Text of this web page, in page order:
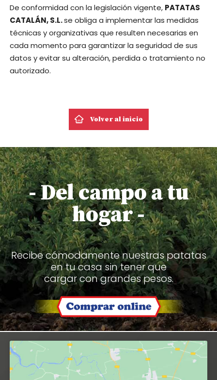
De conformidad con la legislación vigente, PATATAS
CATALÁN, S.L.se obliga a implementar las medidas
técnicas y organizativas que resulten necesarias en
cada momento para garantizar la seguridad de sus
datos y evitar su alteración, perdida o tratamiento no
autorizado.
Volver al inicio
- Del campo a tu
hogar -
Recibe cómodamente nuestras patatas
en tu casa sin tener que
cargar con grandes pesos.